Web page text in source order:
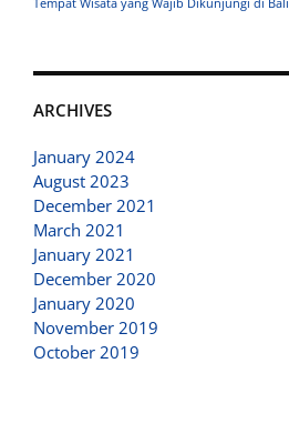
Tempat Wisata yang Wajib Dikunjungi di Bali
ARCHIVES
January 2024
August 2023
December 2021
March 2021
January 2021
December 2020
January 2020
November 2019
October 2019